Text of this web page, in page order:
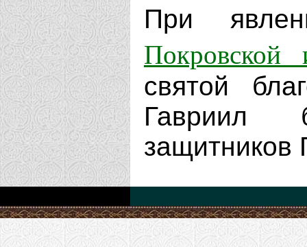
При
Покровской
святой
Гавриил
защитников